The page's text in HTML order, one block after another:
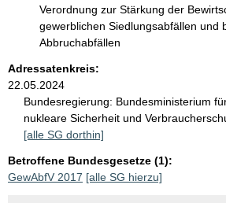
Verordnung zur Stärkung der
gewerblichen Siedlungsabfällen und
Abbruchabfällen
Adressatenkreis:
22.05.2024
Bundesregierung: Bundesministerium
nukleare Sicherheit und
[alle SG dorthin]
Betroffene Bundesgesetze (1):
GewAbfV 2017 [alle SG hierzu]